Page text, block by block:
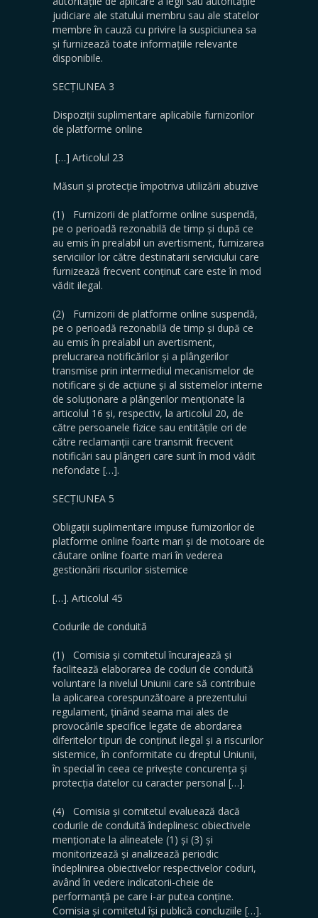
judiciare ale statului membru sau ale statelor
membre în cauză cu privire la suspiciunea sa
și furnizează toate informațiile relevante
disponibile.
SECȚIUNEA 3
Dispoziții suplimentare aplicabile furnizorilor
de platforme online
[…] Articolul 23
Măsuri și protecție împotriva utilizării abuzive
(1) Furnizorii de platforme online suspendă,
pe o perioadă rezonabilă de timp și după ce
au emis în prealabil un avertisment, furnizarea
serviciilor lor către destinatarii serviciului care
furnizează frecvent conținut care este în mod
vădit ilegal.
(2) Furnizorii de platforme online suspendă,
pe o perioadă rezonabilă de timp și după ce
au emis în prealabil un avertisment,
prelucrarea notificărilor și a plângerilor
transmise prin intermediul mecanismelor de
notificare și de acțiune și al sistemelor interne
de soluționare a plângerilor menționate la
articolul 16 și, respectiv, la articolul 20, de
către persoanele fizice sau entitățile ori de
către reclamanții care transmit frecvent
notificări sau plângeri care sunt în mod vădit
nefondate […].
SECȚIUNEA 5
Obligații suplimentare impuse furnizorilor de
platforme online foarte mari și de motoare de
căutare online foarte mari în vederea
gestionării riscurilor sistemice
[…]. Articolul 45
Codurile de conduită
(1) Comisia și comitetul încurajează și
facilitează elaborarea de coduri de conduită
voluntare la nivelul Uniunii care să contribuie
la aplicarea corespunzătoare a prezentului
regulament, ținând seama mai ales de
provocările specifice legate de abordarea
diferitelor tipuri de conținut ilegal și a riscurilor
sistemice, în conformitate cu dreptul Uniunii,
în special în ceea ce privește concurența și
protecția datelor cu caracter personal […].
(4) Comisia și comitetul evaluează dacă
codurile de conduită îndeplinesc obiectivele
menționate la alineatele (1) și (3) și
monitorizează și analizează periodic
îndeplinirea obiectivelor respectivelor coduri,
având în vedere indicatorii-cheie de
performanță pe care i-ar putea conține.
Comisia și comitetul își publică concluziile […].